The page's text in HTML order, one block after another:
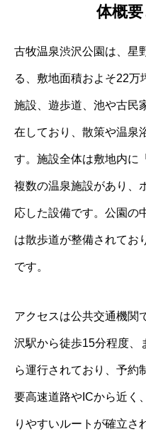
体概
古牧温泉渋沢公園は、星
る、敷地面積およそ22万
施設、遊歩道、池や古民
在しており、散策や温泉
す。施設全体は敷地内に
複数の温泉施設があり、
応した設備です。公園の
は散歩道が整備されてお
です。
アクセスは公共交通機関
沢駅から徒歩15分程度、
ら運行されており、予約
要高速道路やICから近く
りやすいルートが確立さ